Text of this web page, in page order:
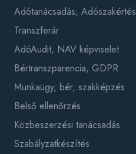
Adótanácsadás, Adószakértés
Transzferár
AdóAudit, NAV képviselet
Bértranszparencia, GDPR
Munkaügy, bér, szakképzés
Belső ellenőrzés
Közbeszerzési tanácsadás
Szabályzatkészítés